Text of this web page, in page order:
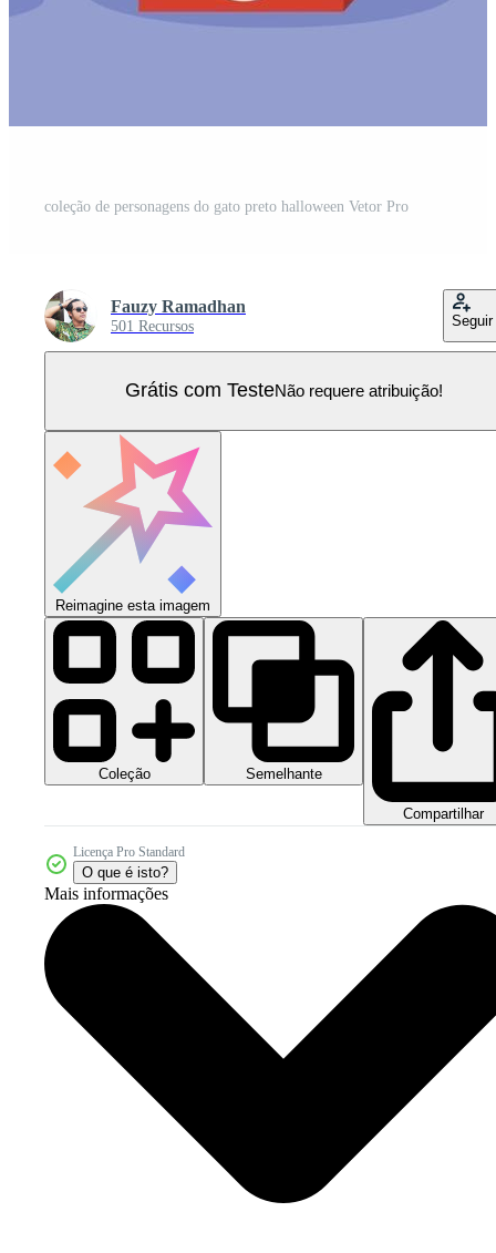
coleção de personagens do gato preto halloween Vetor Pro
Fauzy Ramadhan
501 Recursos Seguir
Grátis com TesteNão requere atribuição!
Reimagine esta imagem
Coleção Semelhante
Compartilhar
Licença Pro Standard
O que é isto?
Mais informações